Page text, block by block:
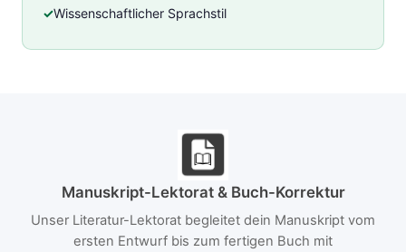
Wissenschaftlicher Sprachstil
Manuskript-Lektorat & Buch-Korrektur
Unser Literatur-Lektorat begleitet dein Manuskript vom
ersten Entwurf bis zum fertigen Buch mit